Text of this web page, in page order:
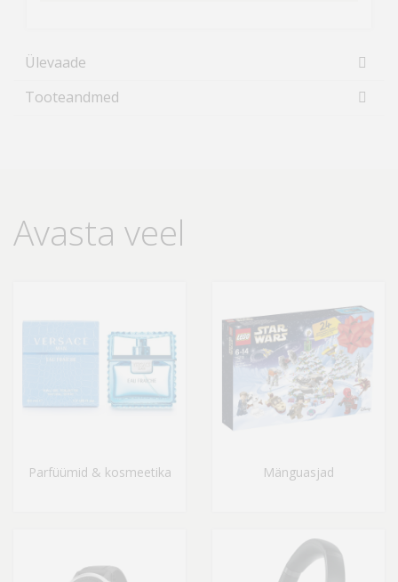
Ülevaade
Tooteandmed
Avasta veel
Parfüümid & kosmeetika Mänguasjad